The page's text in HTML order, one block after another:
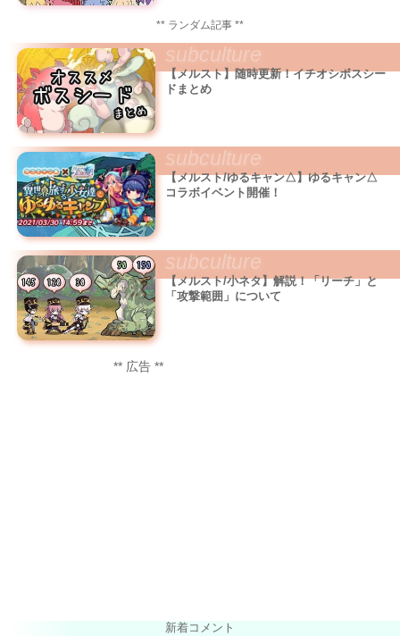
** ランダム記事 **
subculture
【メルスト】随時更新！イチオシボスシー
ドまとめ
subculture
【メルスト/ゆるキャン△】ゆるキャン△
コラボイベント開催！
subculture
【メルスト/小ネタ】解説！「リーチ」と
「攻撃範囲」について
** 広告 **
新着コメント